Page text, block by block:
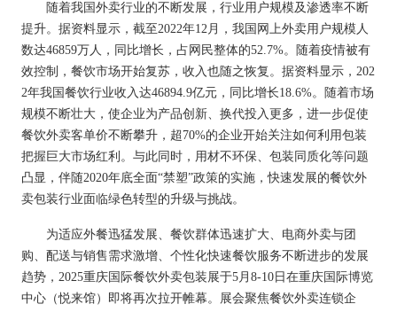
随着我国外卖行业的不断发展，行业用户规模及渗透率不断
提升。据资料显示，截至2022年12月，我国网上外卖用户规模人
数达46859万人，同比增长，占网民整体的52.7%。随着疫情被有
效控制，餐饮市场开始复苏，收入也随之恢复。据资料显示，202
2年我国餐饮行业收入达46894.9亿元，同比增长18.6%。随着市场
规模不断壮大，使企业为产品创新、换代投入更多，进一步促使
餐饮外卖客单价不断攀升，超70%的企业开始关注如何利用包装
把握巨大市场红利。与此同时，用材不环保、包装同质化等问题
凸显，伴随2020年底全面“禁塑”政策的实施，快速发展的餐饮外
卖包装行业面临绿色转型的升级与挑战。
为适应外餐迅猛发展、餐饮群体迅速扩大、电商外卖与团
购、配送与销售需求激增、个性化快速餐饮服务不断进步的发展
趋势， 2025重庆国际餐饮外卖包装展于5月8-10日在重庆国际博览
中心（悦来馆）即将再次拉开帷幕。展会聚焦餐饮外卖连锁企